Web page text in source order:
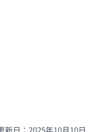
新日：2025年10月10日